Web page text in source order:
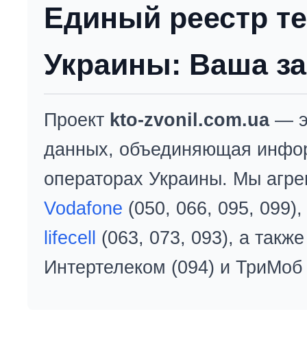
Единый реестр
Украины: Ваша
Проект kto-zvonil.com.ua—
данных, объединяющая
операторах Украины. Мы
Vodafone (050, 066, 095, 099),
lifecell
(063, 073, 093), а
Интертелеком (094) и ТриМоб